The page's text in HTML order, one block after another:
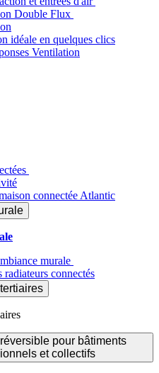
Double Flux
idéale en quelques clics
Ventilation
connectée Atlantic
murale
radiateurs connectés
pour bâtiments
et collectifs